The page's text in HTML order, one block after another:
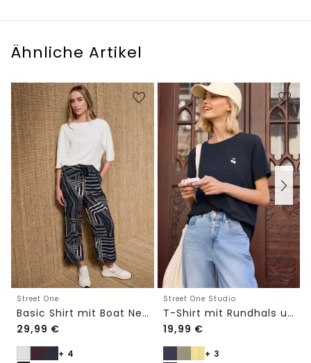
Ähnliche Artikel
Street One
Basic Shirt mit Boat Neck und Elastikbund
29,99 €
+ 4
Street One Studio
T-Shirt mit Rundhals und Embroidery-Detail
19,99 €
+ 3